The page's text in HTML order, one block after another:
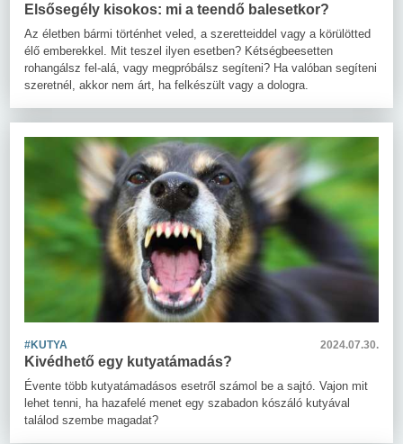
Elsősegély kisokos: mi a teendő balesetkor?
Az életben bármi történhet veled, a szeretteiddel vagy a körülötted
élő emberekkel. Mit teszel ilyen esetben? Kétségbeesetten
rohangálsz fel-alá, vagy megpróbálsz segíteni? Ha valóban segíteni
szeretnél, akkor nem árt, ha felkészült vagy a dologra.
#KUTYA 2024.07.30.
Kivédhető egy kutyatámadás?
Évente több kutyatámadásos esetről számol be a sajtó. Vajon mit
lehet tenni, ha hazafelé menet egy szabadon kószáló kutyával
találod szembe magadat?